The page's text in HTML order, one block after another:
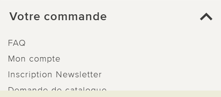
Votre commande
FAQ
Mon compte
Inscription Newsletter
Demande de catalogue